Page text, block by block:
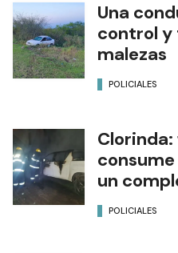
Una
control y
malezas
POLICIALES
un
POLICIALES